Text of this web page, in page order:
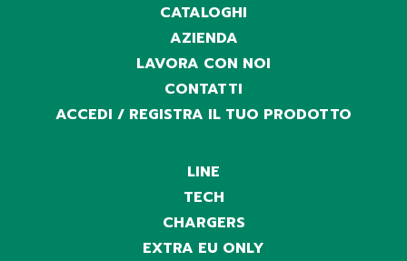
CATALOGHI
AZIENDA
LAVORA CON NOI
CONTATTI
ACCEDI / REGISTRA IL TUO PRODOTTO
LINE
TECH
CHARGERS
EXTRA EU ONLY